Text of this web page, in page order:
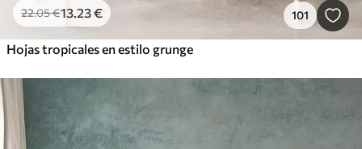
22.05€13.23€ 101
Hojas tropicales en estilo grunge